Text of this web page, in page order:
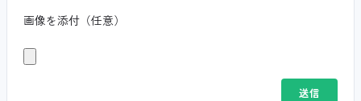
画像を添付（任意）